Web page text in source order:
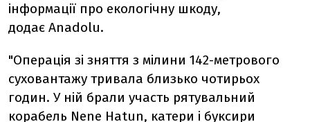
інформації про екологічну шкоду,
додає Anadolu.
"Операція зі зняття з мілини 142-метрового
суховантажу тривала близько чотирьох
годин. У ній брали участь рятувальний
корабель Nene Hatun, катери і буксири